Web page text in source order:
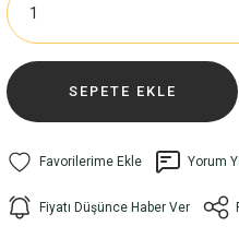
SEPETE EKLE
Yorum
Fiyatı Düşünce Haber Ver